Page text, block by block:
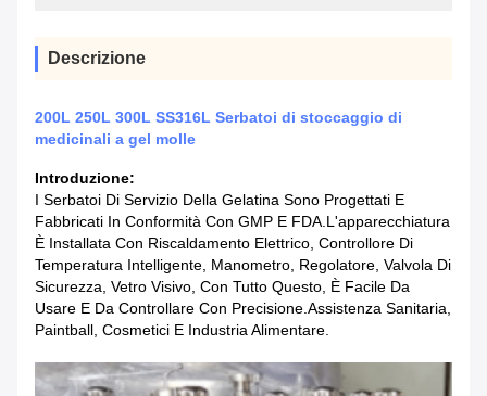
Descrizione
200L 250L 300L SS316L Serbatoi di stoccaggio di
medicinali a gel molle
Introduzione:
I Serbatoi Di Servizio Della Gelatina Sono Progettati E
Fabbricati In Conformità Con GMP E FDA.L'apparecchiatura
È Installata Con Riscaldamento Elettrico, Controllore Di
Temperatura Intelligente, Manometro, Regolatore, Valvola Di
Sicurezza, Vetro Visivo, Con Tutto Questo, È Facile Da
Usare E Da Controllare Con Precisione.assistenza Sanitaria,
Paintball, Cosmetici E Industria Alimentare.